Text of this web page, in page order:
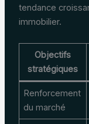
tendance
immobilier.
Objectifs
stratégiques
Renforcement
du marché